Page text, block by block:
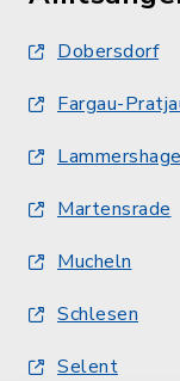
Dobersdorf
Fargau-
Martensrade
Mucheln
Schlesen
Selent